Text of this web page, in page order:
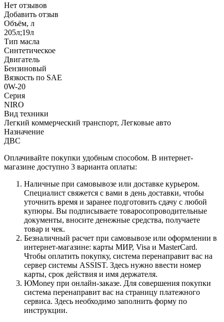
Нет отзывов
Добавить отзыв
Объём, л
205л;19л
Тип масла
Синтетическое
Двигатель
Бензиновый
Вязкость по SAE
0W-20
Серия
NIRO
Вид техники
Легкий коммерческий транспорт, Легковые авто
Назначение
ДВС
Оплачивайте покупки удобным способом. В интернет-
магазине доступно 3 варианта оплаты:
Наличные при самовывозе или доставке курьером.
Специалист свяжется с вами в день доставки, чтобы
уточнить время и заранее подготовить сдачу с любой
купюры. Вы подписываете товаросопроводительные
документы, вносите денежные средства, получаете
товар и чек.
Безналичный расчет при самовывозе или оформлении в
интернет-магазине: карты МИР, Visa и MasterCard.
Чтобы оплатить покупку, система перенаправит вас на
сервер системы ASSIST. Здесь нужно ввести номер
карты, срок действия и имя держателя.
ЮMoney при онлайн-заказе. Для совершения покупки
система перенаправит вас на страницу платежного
сервиса. Здесь необходимо заполнить форму по
инструкции.